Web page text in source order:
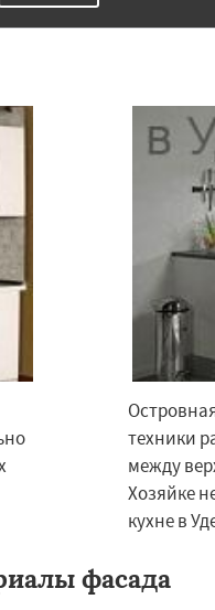
техники
между
Хозяйке
кухне в
фасада